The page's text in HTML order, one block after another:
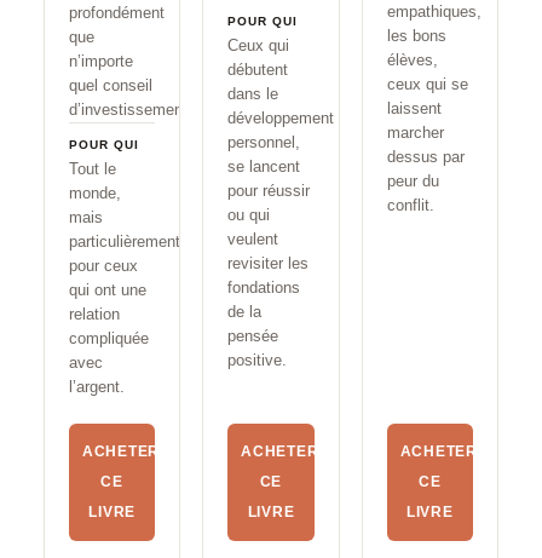
profondément
que
n’importe
quel conseil
d’investissement.
POUR QUI
Tout le
monde,
mais
particulièrement
pour ceux
qui ont une
relation
compliquée
avec
l’argent.
ACHETER
CE
LIVRE
POUR QUI
Ceux qui
débutent
dans le
développement
personnel,
se lancent
pour réussir
ou qui
veulent
revisiter les
fondations
de la
pensée
positive.
ACHETER
CE
LIVRE
empathiques,
les bons
élèves,
ceux qui se
laissent
marcher
dessus par
peur du
conflit.
ACHETER
CE
LIVRE